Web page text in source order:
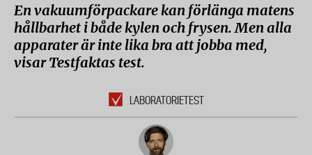
En vakuumförpackare kan förlänga matens
hållbarhet i både kylen och frysen. Men alla
apparater är inte lika bra att jobba med,
visar Testfaktas test.
LABORATORIETEST